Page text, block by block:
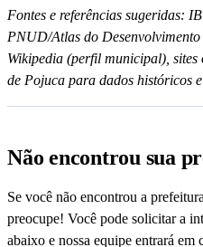
Fontes e referências sugeridas:
PNUD/Atlas do
Wikipedia (perfil municipal),
de Pojuca para dados históricos
Não encontrou sua
Se você não encontrou a
preocupe! Você pode solicitar a
abaixo e nossa equipe entrará em